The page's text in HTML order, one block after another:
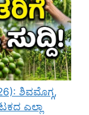
ಶಿವಮೊಗ್ಗ,
ಎಲ್ಲಾ